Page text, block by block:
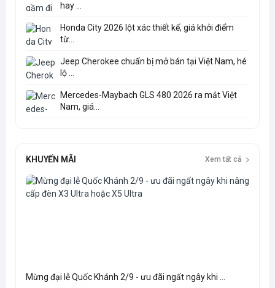
hay ...
Honda City 2026 lột xác thiết kế, giá khởi điểm
từ...
Jeep Cherokee chuẩn bị mở bán tại Việt Nam, hé
lộ ...
Mercedes-Maybach GLS 480 2026 ra mắt Việt
Nam, giá...
KHUYẾN MÃI Xem tất cả
Mừng đại lễ Quốc Khánh 2/9 - ưu đãi ngất ngây khi ...